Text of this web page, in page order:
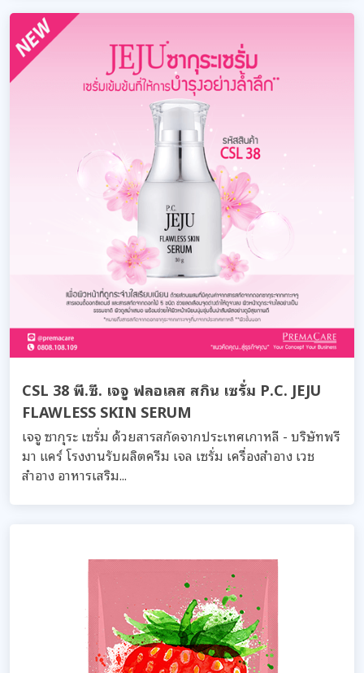
CSL 38 พี.ซี. เจจู ฟลอเลส สกิน เซรั่ม P.C. JEJU
FLAWLESS SKIN SERUM
เจจู ซากุระ เซรั่ม ด้วยสารสกัดจากประเทศเกาหลี - บริษัทพรี
มา แคร์ โรงงานรับผลิตครีม เจล เซรั่ม เครื่องสำอาง เวช
สำอาง อาหารเสริม...